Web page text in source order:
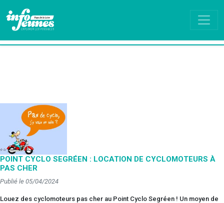
POINT CYCLO SEGRÉEN : LOCATION DE CYCLOMOTEURS À
PAS CHER
Publié le 05/04/2024
Louez des cyclomoteurs pas cher au Point Cyclo Segréen ! Un moyen de